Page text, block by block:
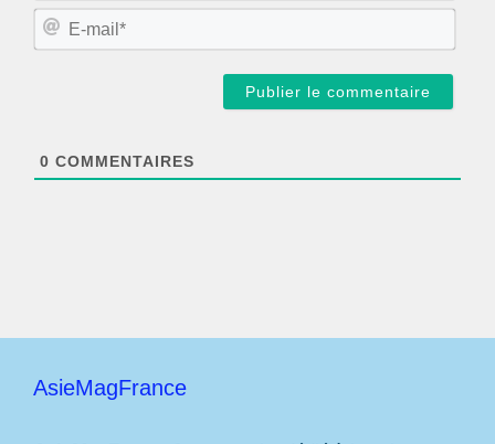
m
E
0 COMMENTAIRES
AsieMagFrance